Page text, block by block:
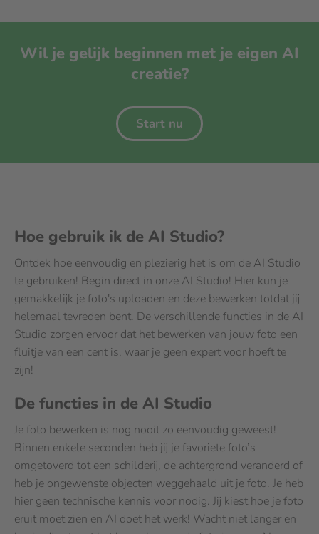
Wil je gelijk beginnen met je eigen AI
creatie?
Start nu
Hoe gebruik ik de AI Studio?
Ontdek hoe eenvoudig en plezierig het is om de AI Studio
te gebruiken! Begin direct in onze AI Studio! Hier kun je
gemakkelijk je foto's uploaden en deze bewerken totdat jij
helemaal tevreden bent. De verschillende functies in de AI
Studio zorgen ervoor dat het bewerken van jouw foto een
fluitje van een cent is, waar je geen expert voor hoeft te
zijn!
De functies in de AI Studio
Je foto bewerken is nog nooit zo eenvoudig geweest!
Binnen enkele seconden heb jij je favoriete foto’s
omgetoverd tot een schilderij, de achtergrond veranderd of
heb je ongewenste objecten weggehaald uit je foto. Je heb
hier geen technische kennis voor nodig. Jij kiest hoe je foto
eruit moet zien en AI doet het werk! Wacht niet langer en